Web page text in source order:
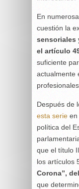
En
cuestión la
sensoriales
el artículo
suficiente
actualmente
profesionales.
Después de
esta serie en
política del
que el título
los artículos
Corona”,
que